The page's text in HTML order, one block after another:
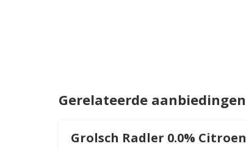
Gerelateerde aanbiedingen
Grolsch Radler 0.0% Citroen